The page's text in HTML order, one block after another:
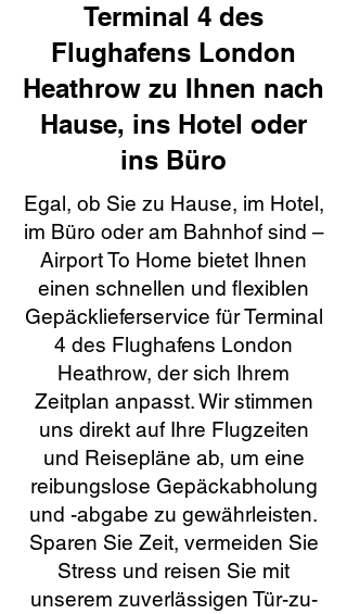
Terminal 4 des
Flughafens London
Heathrow zu Ihnen nach
Hause, ins Hotel oder
ins Büro
Egal, ob Sie zu Hause, im Hotel,
im Büro oder am Bahnhof sind –
Airport To Home bietet Ihnen
einen schnellen und flexiblen
Gepäcklieferservice für Terminal
4 des Flughafens London
Heathrow, der sich Ihrem
Zeitplan anpasst. Wir stimmen
uns direkt auf Ihre Flugzeiten
und Reisepläne ab, um eine
reibungslose Gepäckabholung
und -abgabe zu gewährleisten.
Sparen Sie Zeit, vermeiden Sie
Stress und reisen Sie mit
unserem zuverlässigen Tür-zu-